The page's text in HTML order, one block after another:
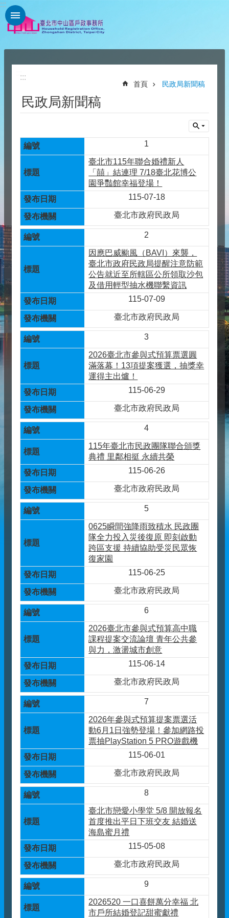
跳到主要內容區塊
:::
:::
首頁 民政局新聞稿
民政局新聞稿
1
臺北市115年聯合婚禮新人
「囍」結連理 7/18臺北花博公
園爭豔館幸福登場！
115-07-18
臺北市政府民政局
2
因應巴威颱風（BAVI）來襲，
臺北市政府民政局提醒注意防範
公告就近至所轄區公所領取沙包
及借用輕型抽水機聯繫資訊
115-07-09
臺北市政府民政局
3
2026臺北市參與式預算票選圓
滿落幕！13項提案獲選，抽獎幸
運得主出爐！
115-06-29
臺北市政府民政局
4
115年臺北市民政團隊聯合頒獎
典禮 里鄰相挺 永續共榮
115-06-26
臺北市政府民政局
5
0625瞬間強降雨致積水 民政團
隊全力投入災後復原 即刻啟動
跨區支援 持續協助受災民眾恢
復家園
115-06-25
臺北市政府民政局
6
2026臺北市參與式預算高中職
課程提案交流論壇 青年公共參
與力，激盪城市創意
115-06-14
臺北市政府民政局
7
2026年參與式預算提案票選活
動6月1日強勢登場！參加網路投
票抽PlayStation 5 PRO遊戲機
115-06-01
臺北市政府民政局
8
臺北市戀愛小學堂 5/8 開放報名
首度推出平日下班交友 結婚送
海島蜜月禮
115-05-08
臺北市政府民政局
9
2026520 一口喜餅萬分幸福 北
市戶所結婚登記甜蜜獻禮